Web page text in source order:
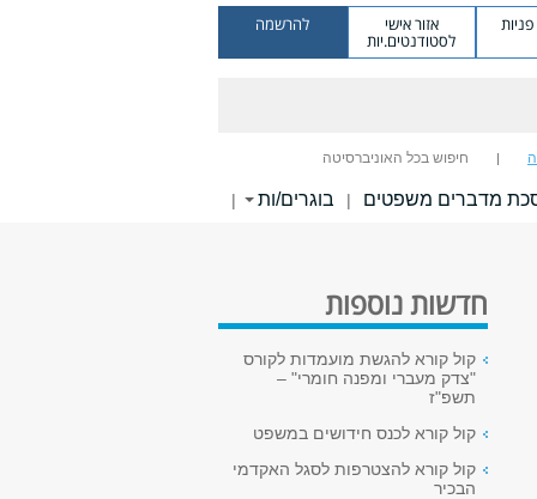
אזור אישי
לסטודנטים.יות
להרשמה
חיפוש בכל האוניברסיטה
מדברים משפטים | בוגרים/ות |
חדשות נוספות
קול קורא להגשת מועמדות לקורס
"צדק מעברי ומפנה חומרי" –
תשפ"ז
קול קורא לכנס חידושים במשפט
קול קורא להצטרפות לסגל האקדמי
הבכיר